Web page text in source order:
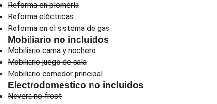
Reforma en plomería
Reforma eléctricas
Reforma en el sistema de gas
Mobiliario no incluidos
Mobiliario cama y nochero
Mobiliario juego de sala
Mobiliario comedor principal
Electrodomestico no incluidos
Nevera no frost